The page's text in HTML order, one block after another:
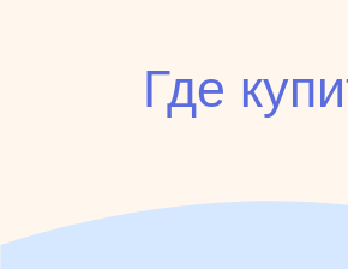
Где